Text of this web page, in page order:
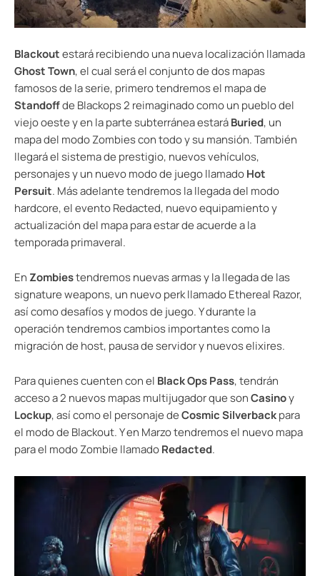
Blackoutestará recibiendo una nueva localización llamada
Ghost Town, el cual será el conjunto de dos mapas
famosos de la serie, primero tendremos el mapa de
Standoffde Blackops 2 reimaginado como un pueblo del
viejo oeste y en la parte subterránea estaráBuried, un
mapa del modo Zombies con todo y su mansión. También
llegará el sistema de prestigio, nuevos vehículos,
personajes y un nuevo modo de juego llamadoHot
Persuit. Más adelante tendremos la llegada del modo
hardcore, el evento Redacted, nuevo equipamiento y
actualización del mapa para estar de acuerde a la
temporada primaveral.
En Zombiestendremos nuevas armas y la llegada de las
signature weapons, un nuevo perk llamado Ethereal Razor,
así como desafíos y modos de juego. Y durante la
operación tendremos cambios importantes como la
migración de host, pausa de servidor y nuevos elixires.
Para quienes cuenten con el Black Ops Pass, tendrán
acceso a 2 nuevos mapas multijugador que sonCasinoy
Lockup, así como el personaje deCosmic Silverbackpara
el modo de Blackout. Y en Marzo tendremos el nuevo mapa
para el modo Zombie llamadoRedacted.